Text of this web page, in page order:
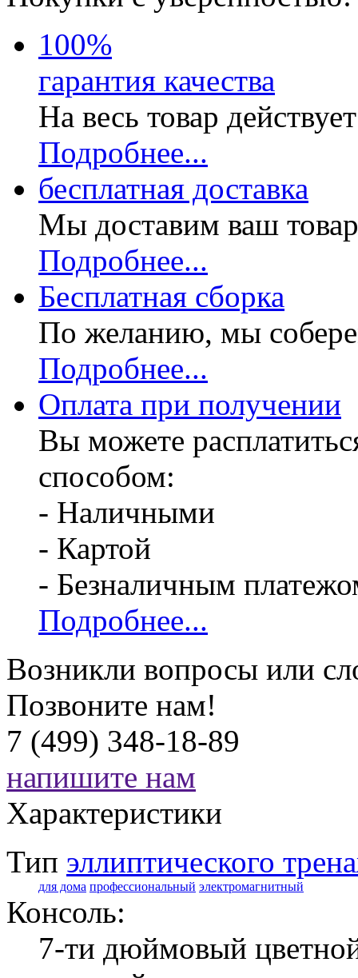
100%
гарантия качества
На весь товар
Подробнее...
бесплатная доставка
Мы доставим ваш
Подробнее...
Бесплатная сборка
По желанию, мы
Подробнее...
Оплата при получении
Вы можете
способом:
- Наличными
- Картой
- Безналичным
Подробнее...
Возникли вопросы или
Позвоните нам!
7 (499) 348-18-89
напишите нам
Характеристики
Тип эллиптического
для дома профессиональный электромагнитный
Консоль:
7-ти дюймовый